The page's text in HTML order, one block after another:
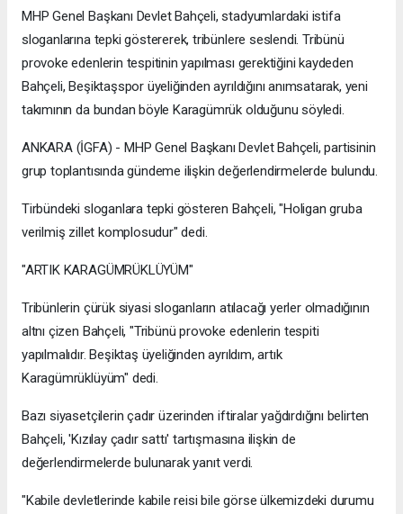
MHP Genel Başkanı Devlet Bahçeli, stadyumlardaki istifa
sloganlarına tepki göstererek, tribünlere seslendi. Tribünü
provoke edenlerin tespitinin yapılması gerektiğini kaydeden
Bahçeli, Beşiktaşspor üyeliğinden ayrıldığını anımsatarak, yeni
takımının da bundan böyle Karagümrük olduğunu söyledi.
ANKARA (İGFA) - MHP Genel Başkanı Devlet Bahçeli, partisinin
grup toplantısında gündeme ilişkin değerlendirmelerde bulundu.
Tirbündeki sloganlara tepki gösteren Bahçeli, "Holigan gruba
verilmiş zillet komplosudur" dedi.
"ARTIK KARAGÜMRÜKLÜYÜM"
Tribünlerin çürük siyasi sloganların atılacağı yerler olmadığının
altnı çizen Bahçeli, "Tribünü provoke edenlerin tespiti
yapılmalıdır. Beşiktaş üyeliğinden ayrıldım, artık
Karagümrüklüyüm" dedi.
Bazı siyasetçilerin çadır üzerinden iftiralar yağdırdığını belirten
Bahçeli, 'Kızılay çadır sattı' tartışmasına ilişkin de
değerlendirmelerde bulunarak yanıt verdi.
"Kabile devletlerinde kabile reisi bile görse ülkemizdeki durumu